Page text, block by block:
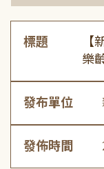
標題
樂
發布單位
發佈時間